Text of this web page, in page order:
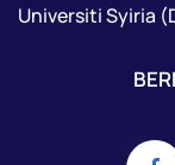
Universiti Syiria